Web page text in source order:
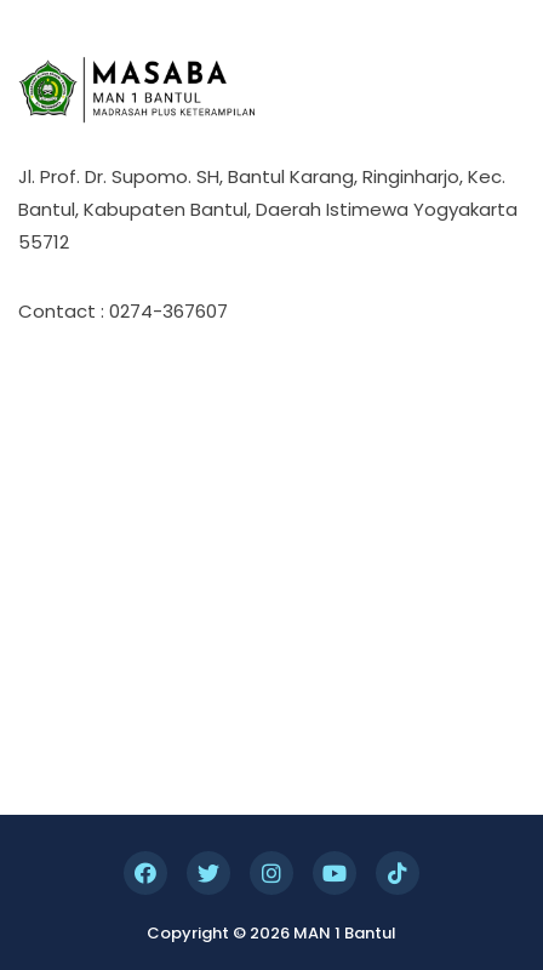
Jl. Prof. Dr. Supomo. SH, Bantul Karang, Ringinharjo, Kec.
Bantul, Kabupaten Bantul, Daerah Istimewa Yogyakarta
55712
Contact : 0274-367607
Copyright © 2026 MAN 1 Bantul